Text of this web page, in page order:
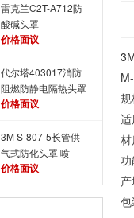
雷克兰C2T-A712防
酸碱头罩
价格面议
代尔塔403017消防
阻燃防静电隔热头罩
价格面议
3M S-807-5长管供
气式防化头罩 喷
涂、打磨、喷砂专用
头罩
价格面议
规